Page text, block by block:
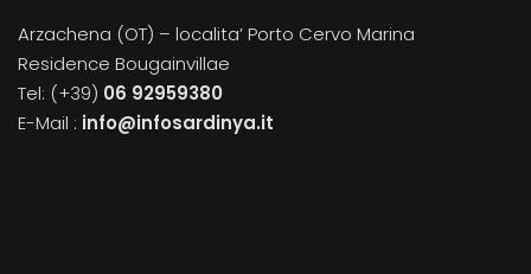
Arzachena (OT) – localita’ Porto Cervo Marina
Residence Bougainvillae
Tel: (+39) 06 92959380
E-Mail : info@infosardinya.it